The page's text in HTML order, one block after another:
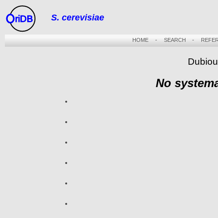
riDB S. cerevisiae
HOME- SEARCH -
No